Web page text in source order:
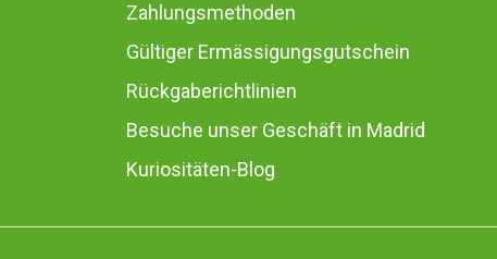
Zahlungsmethoden
Gültiger Ermässigungsgutschein
Rückgaberichtlinien
Besuche unser Geschäft in Madrid
Kuriositäten-Blog